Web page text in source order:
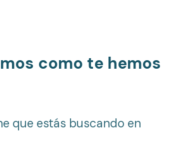
como te hemos
que estás buscando en